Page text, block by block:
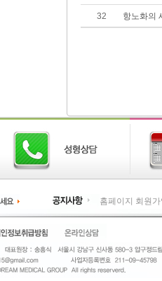
32 항노화의
홈페이지 회원